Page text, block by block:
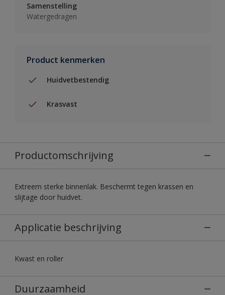
Samenstelling
Watergedragen
Product kenmerken
Huidvetbestendig
Krasvast
Productomschrijving
Extreem sterke binnenlak. Beschermt tegen krassen en
slijtage door huidvet.
Applicatie beschrijving
Kwast en roller
Duurzaamheid